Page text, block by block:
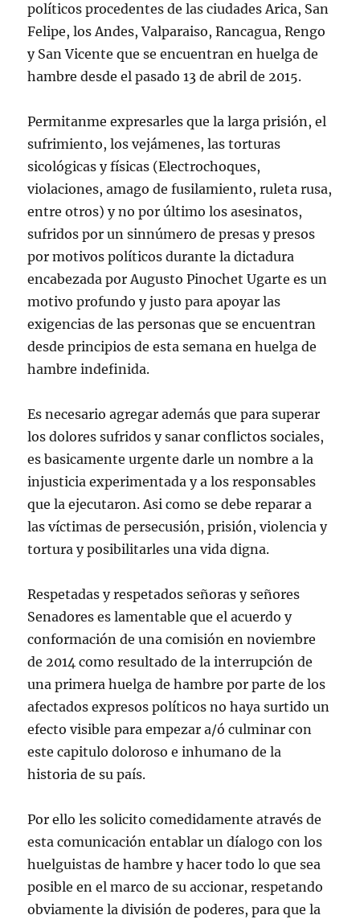
políticos procedentes de las ciudades Arica, San
Felipe, los Andes, Valparaiso, Rancagua, Rengo
y San Vicente que se encuentran en huelga de
hambre desde el pasado 13 de abril de 2015.
Permitanme expresarles que la larga prisión, el
sufrimiento, los vejámenes, las torturas
sicológicas y físicas (Electrochoques,
violaciones, amago de fusilamiento, ruleta rusa,
entre otros) y no por último los asesinatos,
sufridos por un sinnúmero de presas y presos
por motivos políticos durante la dictadura
encabezada por Augusto Pinochet Ugarte es un
motivo profundo y justo para apoyar las
exigencias de las personas que se encuentran
desde principios de esta semana en huelga de
hambre indefinida.
Es necesario agregar además que para superar
los dolores sufridos y sanar conflictos sociales,
es basicamente urgente darle un nombre a la
injusticia experimentada y a los responsables
que la ejecutaron. Asi como se debe reparar a
las víctimas de persecusión, prisión, violencia y
tortura y posibilitarles una vida digna.
Respetadas y respetados señoras y señores
Senadores es lamentable que el acuerdo y
conformación de una comisión en noviembre
de 2014 como resultado de la interrupción de
una primera huelga de hambre por parte de los
afectados expresos políticos no haya surtido un
efecto visible para empezar a/ó culminar con
este capitulo doloroso e inhumano de la
historia de su país.
Por ello les solicito comedidamente através de
esta comunicación entablar un díalogo con los
huelguistas de hambre y hacer todo lo que sea
posible en el marco de su accionar, respetando
obviamente la división de poderes, para que la